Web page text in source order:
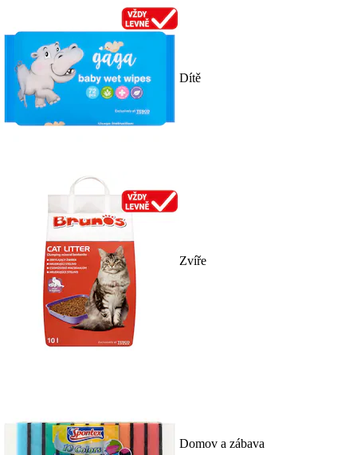
Dítě
Zvíře
Domov a zábava